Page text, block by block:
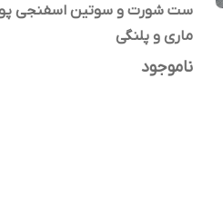
ست شورت و سوتین اسفنجی
ماری و پلنگی
ناموجود